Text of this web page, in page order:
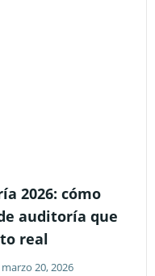
2026: cómo
auditoría que
real
marzo 20, 2026